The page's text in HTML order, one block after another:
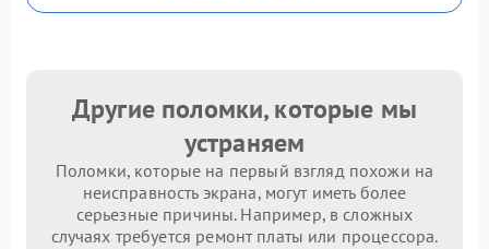
Другие поломки, которые мы
устраняем
Поломки, которые на первый взгляд похожи на
неисправность экрана, могут иметь более
серьезные причины. Например, в сложных
случаях требуется ремонт платы или процессора.